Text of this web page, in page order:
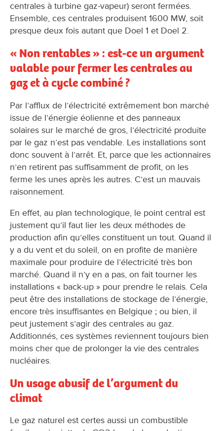
centrales à turbine gaz-vapeur) seront fermées.
Ensemble, ces centrales produisent 1600 MW, soit
presque deux fois autant que Doel 1 et Doel 2.
« Non rentables » : est-ce un argument
valable pour fermer les centrales au
gaz et à cycle combiné ?
Par l’afflux de l’électricité extrêmement bon marché
issue de l’énergie éolienne et des panneaux
solaires sur le marché de gros, l’électricité produite
par le gaz n’est pas vendable. Les installations sont
donc souvent à l’arrêt. Et, parce que les actionnaires
n’en retirent pas suffisamment de profit, on les
ferme les unes après les autres. C’est un mauvais
raisonnement.
En effet, au plan technologique, le point central est
justement qu’il faut lier les deux méthodes de
production afin qu’elles constituent un tout. Quand il
y a du vent et du soleil, on en profite de manière
maximale pour produire de l’électricité très bon
marché. Quand il n’y en a pas, on fait tourner les
installations « back-up » pour prendre le relais. Cela
peut être des installations de stockage de l’énergie,
encore très insuffisantes en Belgique ; ou bien, il
peut justement s’agir des centrales au gaz.
Additionnés, ces systèmes reviennent toujours bien
moins cher que de prolonger la vie des centrales
nucléaires.
Un usage abusif de l’argument du
climat
Le gaz naturel est certes aussi un combustible